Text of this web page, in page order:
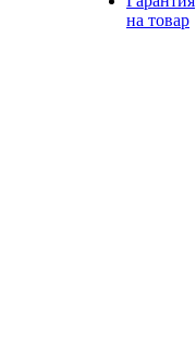
на товар